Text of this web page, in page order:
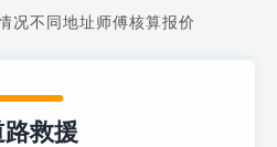
况不同地址师傅核算报价
救援